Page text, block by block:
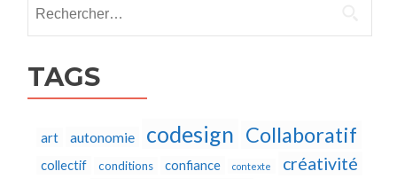
TAGS
art autonomie codesign Collaboratif
collectif conditions confiance contexte créativité